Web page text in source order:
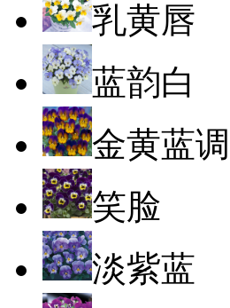
乳黄唇
蓝韵白
金黄蓝调
笑脸
淡紫蓝